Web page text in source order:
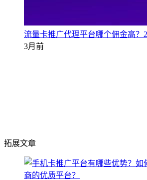
流量卡推广代理平台哪个佣金高？
3月前
拓展文章